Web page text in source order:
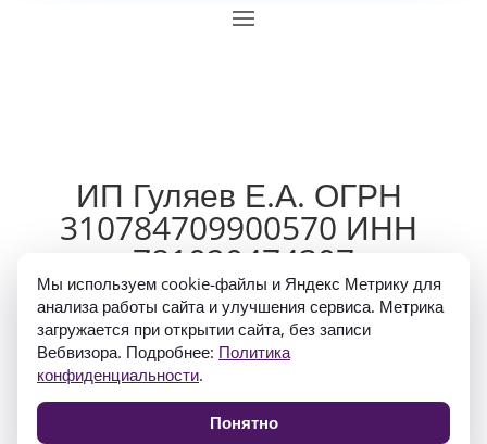
ИП Гуляев Е.А. ОГРН
310784709900570 ИНН
781020474307
Политика конфиденциальности
Согласие на обработку персональных данных
Мы используем cookie-файлы и Яндекс Метрику для
анализа работы сайта и улучшения сервиса. Метрика
загружается при открытии сайта, без записи
Вебвизора. Подробнее: Политика
конфиденциальности.
Понятно